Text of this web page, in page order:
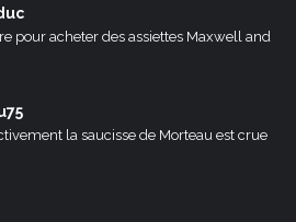
pour acheter des assiettes Maxwell and
la saucisse de Morteau est crue